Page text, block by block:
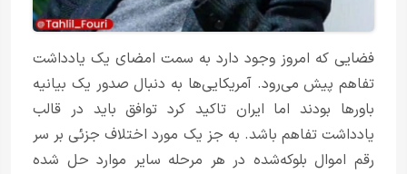
فضایی که امروز وجود دارد به سمت امضای یک یادداشت
تفاهم پیش می‌رود. آمریکایی‌ها به دنبال صدور یک بیانیه
باورها بودند اما ایران تاکید کرد توافق باید در قالب
یادداشت تفاهم باشد. به جز یک مورد اختلاف جزئی بر سر
رقم اموال بلوکه‌شده در هر مرحله سایر موارد حل شده